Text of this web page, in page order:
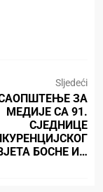
Sljedeći
ЗА
МЕДИЈЕ СА 91.
СЈЕДНИЦЕ
БОСНЕ И…